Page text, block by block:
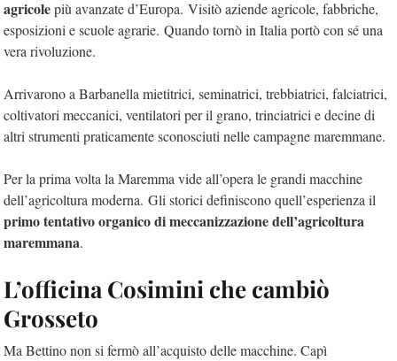
agricolepiù avanzate d’Europa. Visitò aziende agricole, fabbriche,
esposizioni e scuole agrarie. Quando tornò in Italia portò con sé una
vera rivoluzione.
Arrivarono a Barbanella mietitrici, seminatrici, trebbiatrici, falciatrici,
coltivatori meccanici, ventilatori per il grano, trinciatrici e decine di
altri strumenti praticamente sconosciuti nelle campagne maremmane.
Per la prima volta la Maremma vide all’opera le grandi macchine
dell’agricoltura moderna. Gli storici definiscono quell’esperienza il
primo tentativo organico di meccanizzazione dell’agricoltura
maremmana.
L’officina Cosimini che cambiò
Grosseto
Ma Bettino non si fermò all’acquisto delle macchine. Capì